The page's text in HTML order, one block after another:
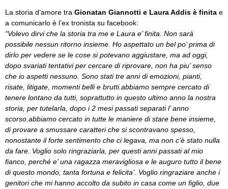
La storia d’amore tra Gionatan Giannotti e Laura Addis è finita e
a comunicarlo è l’ex tronista su facebook:
“Volevo dirvi che la storia tra me e Laura e’ finita. Non sarà
possibile nessun ritorno insieme. Ho aspettato un bel po’ prima di
dirlo per vedere se le cose si potevano aggiustare, ma ad oggi,
dopo svariati tentativi per cercare di riprovare, non ha piu’ senso
che io aspetti nessuno. Sono stati tre anni di emozioni, pianti,
risate, litigate, momenti belli e brutti.abbiamo sempre cercato di
tenere lontano da tutti, soprattutto in questo ultimo anno la nostra
storia, per tutelarla, dopo i 2 mesi passati separati l’ anno
scorso.abbiamo cercato in tutte le maniere di stare bene insieme,
di provare a smussare caratteri che si scontravano spesso,
nonostante il forte sentimento che ci legava, ma non c’è stato nulla
da fare. Voglio solo ringraziarla, per questi anni passati al mio
fianco, perché e’ una ragazza meravigliosa e le auguro tutto il bene
di questo mondo, tanta fortuna e felicita’. Voglio ringraziare anche i
genitori che mi hanno accolto da subito in casa come un figlio, due